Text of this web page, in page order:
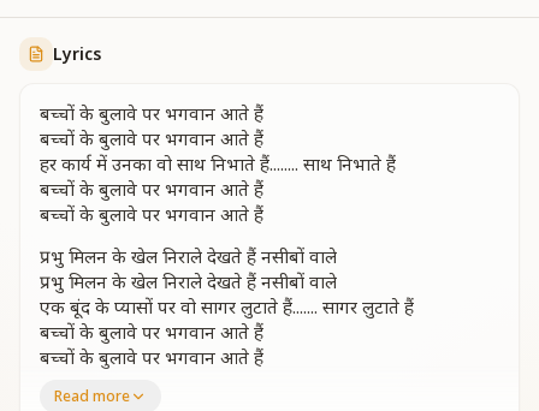
Lyrics
बच्चों के बुलावे पर भगवान आते हैं
बच्चों के बुलावे पर भगवान आते हैं
हर कार्य में उनका वो साथ निभाते हैं........ साथ निभाते हैं
बच्चों के बुलावे पर भगवान आते हैं
बच्चों के बुलावे पर भगवान आते हैं
प्रभु मिलन के खेल निराले देखते हैं नसीबों वाले
प्रभु मिलन के खेल निराले देखते हैं नसीबों वाले
एक बूंद के प्यासों पर वो सागर लुटाते हैं....... सागर लुटाते हैं
बच्चों के बुलावे पर भगवान आते हैं
बच्चों के बुलावे पर भगवान आते हैं
बच्चों में संकल्प जो आये वरदाता ही भागे आये
Read more